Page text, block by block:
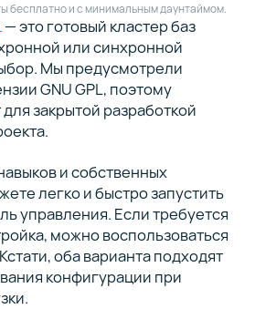
— это готовый кластер баз
или синхронной
Мы предусмотрели
GNU GPL, поэтому
закрытой разработкой
бесплатно и с минимальным даунтаймом.
и собственных
легко и быстро запустить
управления. Если требуется
можно воспользоваться
оба варианта подходят
конфигурации при